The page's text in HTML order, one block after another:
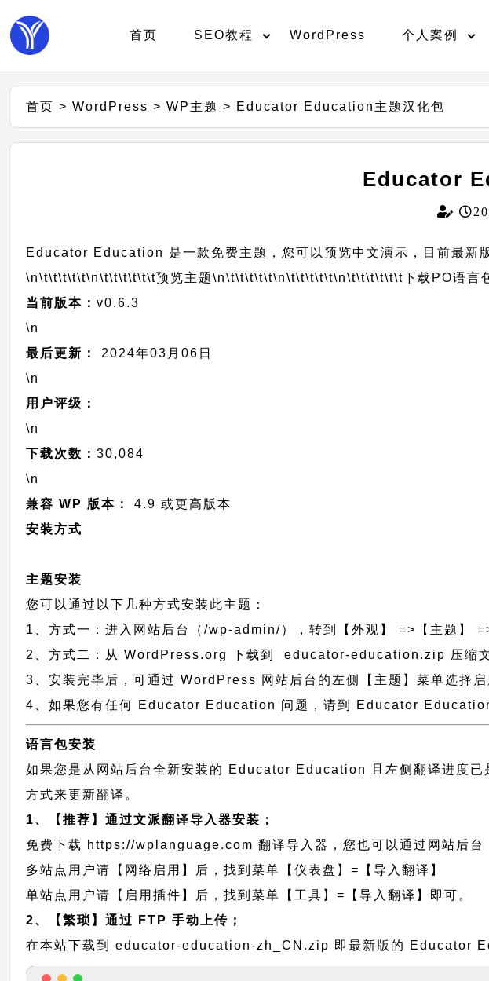
首页 SEO教程 WordPress 个人案例
首页 >WordPress >WP主题 > Educator Education主题汉化包
Educator
Educator Education 是一款免费主题，您可以预览中文演示，目前最新
\n\t\t\t\t\t\n\t\t\t\t\t\t预览主题\n\t\t\t\t\t\n\t\t\t\t\t\n\t\t\t\t\t\t下载PO语言
当前版本：v0.6.3
\n
最后更新：
2024年03月06日
\n
用户评级：
\n
下载次数：30,084
\n
兼容 WP 版本：
4.9 或更高版本
安装方式
主题安装
您可以通过以下几种方式安装此主题：
1、方式一：进入网站后台（/wp-admin/），转到【外观】 =>【主题】
2、方式二：从 WordPress.org 下载到 educator-education.zip 压缩文
3、安装完毕后，可通过 WordPress 网站后台的左侧【主题】菜单选择启
4、如果您有任何 Educator Education 问题，请到 Educator Education
语言包安装
如果您是从网站后台全新安装的 Educator Education 且左侧翻译进度
方式来更新翻译。
1、【推荐】通过文派翻译导入器安装；
免费下载 https://wplanguage.com 翻译导入器，您也可以通过网站后
多站点用户请【网络启用】后，找到菜单【仪表盘】=【导入翻译】
单站点用户请【启用插件】后，找到菜单【工具】=【导入翻译】即可。
2、【繁琐】通过 FTP 手动上传；
在本站下载到educator-education-zh_CN.zip 即最新版的 Educator